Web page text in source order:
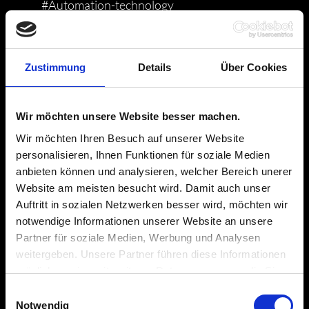
Zustimmung Details Über Cookies
Wir möchten unsere Website besser machen.
Wir möchten Ihren Besuch auf unserer Website
personalisieren, Ihnen Funktionen für soziale Medien
anbieten können und analysieren, welcher Bereich unerer
Website am meisten besucht wird. Damit auch unser
Auftritt in sozialen Netzwerken besser wird, möchten wir
notwendige Informationen unserer Website an unsere
Partner für soziale Medien, Werbung und Analysen
weitergeben. Unsere Partner führen diese Informationen
möglicherweise mit weiteren Daten zusammen, die Sie
Nutzung der Dienste gesammelt haben.
Notwendig
#Automation-technology
#Equipment-and-plant-construction
#Mechanical-Engineering
#Transport-and-Logistics
#Air-cooled
TECHNISCHE DATEN
DIMENSIONS (LXWXH)